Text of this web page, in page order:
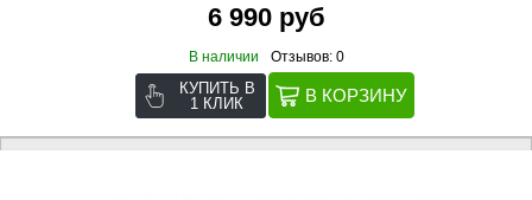
6 990 руб
В наличии Отзывов: 0
КУПИТЬ В
1 КЛИК